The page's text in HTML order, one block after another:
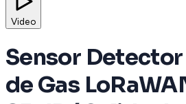
Video
Sensor Detector
de Gas